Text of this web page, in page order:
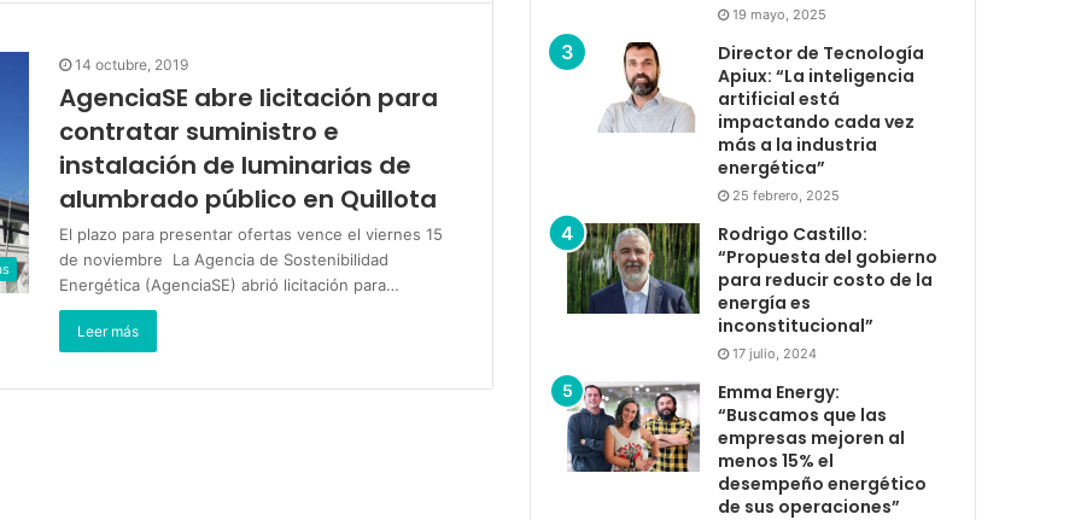
14 octubre, 2019
AgenciaSE abre licitación para
contratar suministro e
instalación de luminarias de
alumbrado público en Quillota
El plazo para presentar ofertas vence el viernes 15
de noviembre La Agencia de Sostenibilidad
Energética (AgenciaSE) abrió licitación para…
Leer más
19 mayo, 2025
Director de Tecnología
Apiux: “La inteligencia
artificial está
impactando cada vez
más a la industria
energética”
25 febrero, 2025
Rodrigo Castillo:
“Propuesta del gobierno
para reducir costo de la
energía es
inconstitucional”
17 julio, 2024
Emma Energy:
“Buscamos que las
empresas mejoren al
menos 15% el
desempeño energético
de sus operaciones”